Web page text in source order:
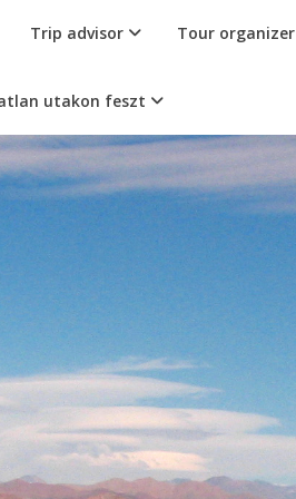
Trip advisor Tour organizer
utakon feszt